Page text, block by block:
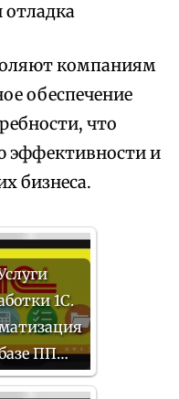
отладка
компаниям
обеспечение
что
эффективности и
бизнеса.
1С.
ПП…